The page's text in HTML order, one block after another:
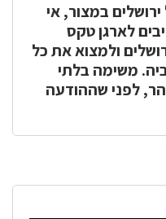
להדפסהלשיתוףבמצור, אי
לארגן טקס
ולמצוא את כל
משימה בלתי
לפני שההודעה